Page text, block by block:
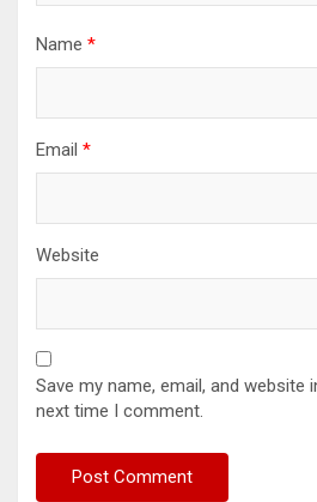
Name *
Email *
Website
Save my name, email, and
next time I comment.